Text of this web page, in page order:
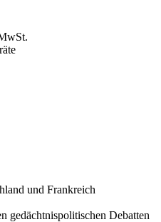
und Frankreich
gedächtnispolitischen Debatten